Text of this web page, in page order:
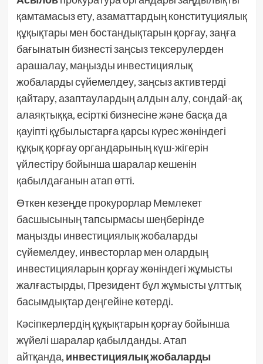
қамтамасыз ету, азаматтардың конституциялық
құқықтары мен бостандықтарын қорғау, заңға
бағынатын бизнесті заңсыз тексерулерден
арашалау, маңызды инвестициялық
жобаларды сүйемелдеу, заңсыз активтерді
қайтару, азаптаулардың алдын алу, сондай-ақ
алаяқтыққа, есірткі бизнесіне және басқа да
қауіпті құбылыстарға қарсы күрес жөніндегі
құқық қорғау органдарының күш-жігерін
үйлестіру бойынша шаралар кешенін
қабылдағанын атап өтті.
Өткен кезеңде прокурорлар Мемлекет
басшысының тапсырмасы шеңберінде
маңызды инвестициялық жобаларды
сүйемелдеу, инвесторлар мен олардың
инвестицияларын қорғау жөніндегі жұмысты
жалғастырды, Президент бұл жұмысты ұлттық
басымдықтар деңгейіне көтерді.
Кәсіпкерлердің құқықтарын қорғау бойынша
жүйелі шаралар қабылданды. Атап
айтқанда, инвестициялық жобаларды